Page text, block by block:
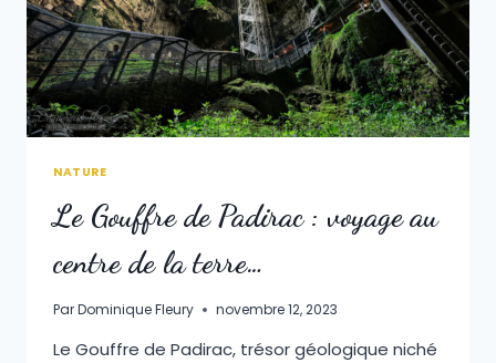
NATURE
Le Gouffre de Padirac : voyage au
centre de la terre…
ParDominique Fleury novembre 12, 2023
Le Gouffre de Padirac, trésor géologique niché